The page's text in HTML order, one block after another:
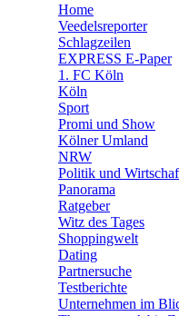
🛒
🧩
Home
Veedelsreporter
Schlagzeilen
EXPRESS E-Paper
1. FC Köln
Köln
Sport
Promi und Show
Kölner Umland
NRW
Politik und
Panorama
Ratgeber
Witz des Tages
Shoppingwelt
Dating
Partnersuche
Testberichte
Unternehmen im